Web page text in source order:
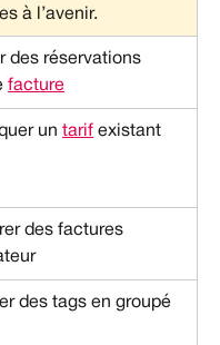
à l’avenir.
des réservations
facture
un tarif existant
des factures
des tags en groupé